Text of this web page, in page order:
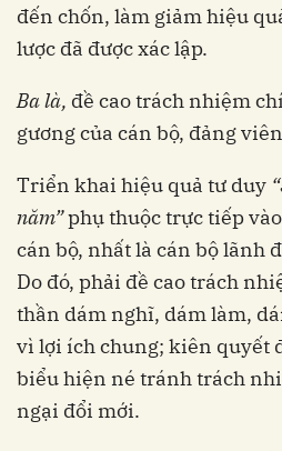
đến chốn, làm giảm hiệu
lược đã được xác lập.
Ba là, đề cao trách nhiệm
gương của cán bộ, đảng viên
Triển khai hiệu quả tư duy
năm”phụ thuộc trực tiếp
cán bộ, nhất là cán bộ lãnh
Do đó, phải đề cao trách
thần dám nghĩ, dám làm,
vì lợi ích chung; kiên quyết
biểu hiện né tránh trách
ngại đổi mới.